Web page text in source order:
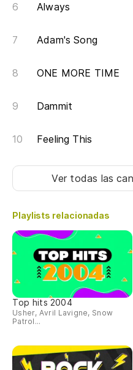
Always
Adam's Song
ONE MORE TIME
Dammit
Feeling This
Ver todas las
Playlists relacionadas
Top hits 2004
Usher, Avril Lavigne, Snow
Patrol...